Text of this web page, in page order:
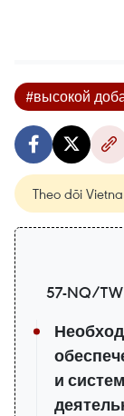
#высокой
Theo dõi
57-NQ/
и